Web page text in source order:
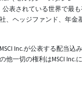
公表されている世界で
、ヘッジファンド、年
Inc.が公表する配当込
一切の権利はMSCI Inc.